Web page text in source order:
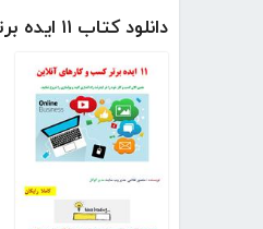
دانلود کتاب ۱۱ ایده برتر کسب و کارهای آنلاین